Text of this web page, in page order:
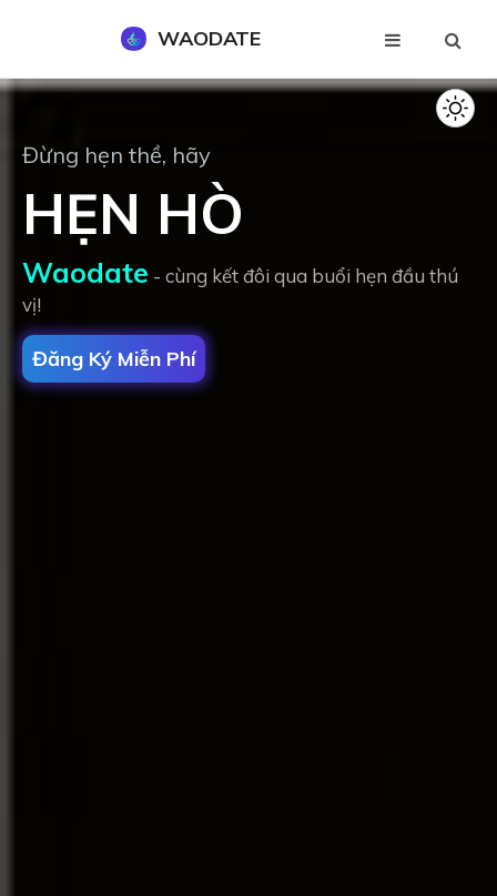
WAODATE
Đăng Ký Miễn Phí